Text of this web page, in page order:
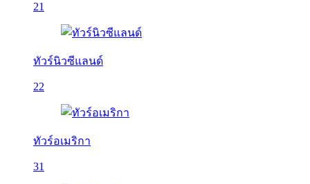
21
ทัวร์นิวซีแลนด์
22
ทัวร์อเมริกา
31